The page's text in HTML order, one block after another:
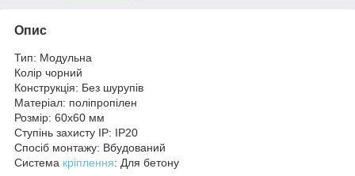
Опис
Тип: Модульна
Колір чорний
Конструкція: Без шурупів
Матеріал: поліпропілен
Розмір: 60х60 мм
Ступінь захисту IP: IP20
Спосіб монтажу: Вбудований
Система кріплення: Для бетону